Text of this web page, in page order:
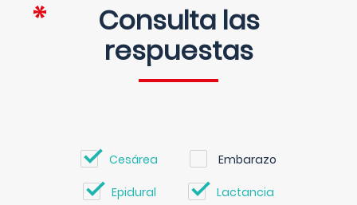
Consulta las
respuestas
Cesárea Embarazo
Epidural Lactancia